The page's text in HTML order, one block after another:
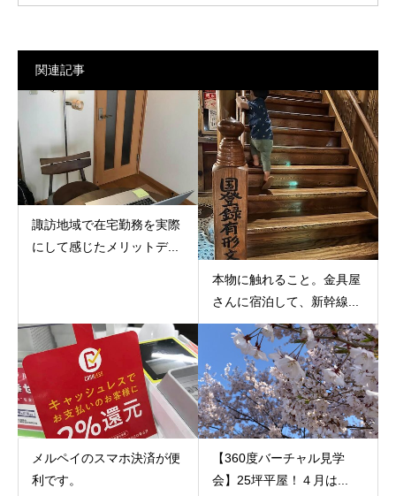
関連記事
諏訪地域で在宅勤務を実際
にして感じたメリットデ...
本物に触れること。金具屋
さんに宿泊して、新幹線...
メルペイのスマホ決済が便
利です。
【360度バーチャル見学
会】25坪平屋！４月は...